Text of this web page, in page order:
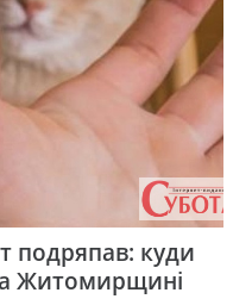
подряпав: куди
Житомирщині